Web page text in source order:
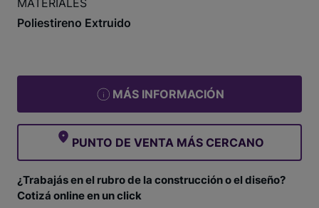
MATERIALES
Poliestireno Extruido
MÁS INFORMACIÓN
PUNTO DE VENTA MÁS CERCANO
¿Trabajás en el rubro de la construcción o el diseño?
Cotizá online en un click